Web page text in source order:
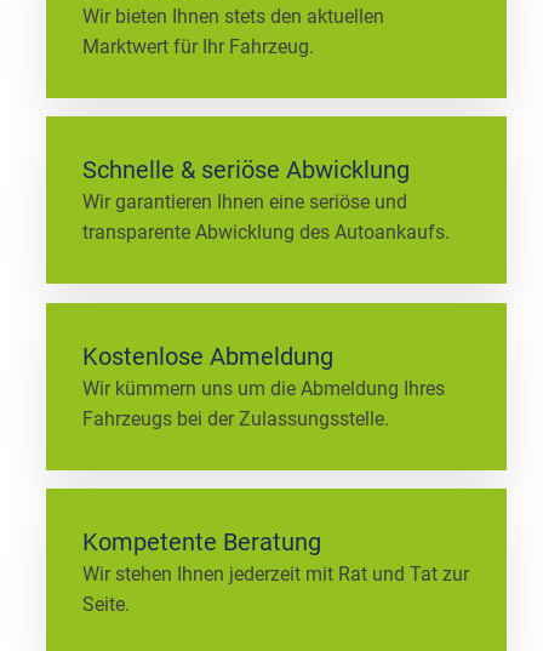
Wir bieten Ihnen stets den aktuellen
Marktwert für Ihr Fahrzeug.
Schnelle & seriöse Abwicklung
Wir garantieren Ihnen eine seriöse und
transparente Abwicklung des Autoankaufs.
Kostenlose Abmeldung
Wir kümmern uns um die Abmeldung Ihres
Fahrzeugs bei der Zulassungsstelle.
Kompetente Beratung
Wir stehen Ihnen jederzeit mit Rat und Tat zur
Seite.